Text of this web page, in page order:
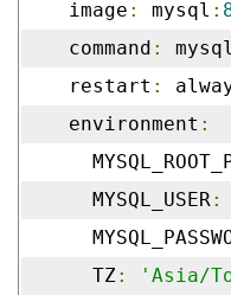
    image
: mysql :
    command
:
    restart
:
    environment
:
      MYSQL_USER
:
      TZ
:
'Asia/